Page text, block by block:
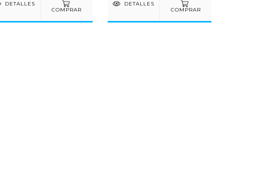
DETALLES
COMPRAR
DETALLES
COMPRAR